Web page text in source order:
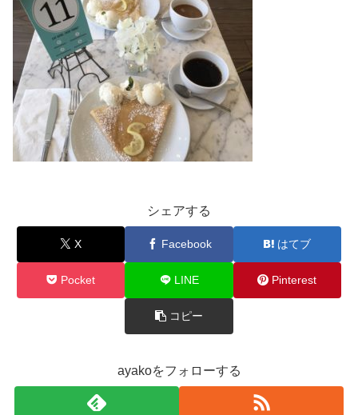
シェアする
X Facebook はてブ
Pocket LINE Pinterest
コピー
ayakoをフォローする